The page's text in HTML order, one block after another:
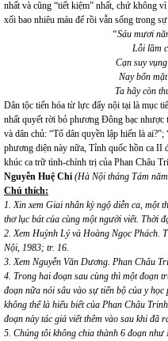
nhất và cũng “tiết kiệm” nhất, chứ không
xối bao nhiêu máu để rồi vẫn sống trong
“Sáu mươi
Lỗi lầm
Cạn suy
Nay bốn
Ta hãy còn
Dân tộc tiến hóa từ lực đẩy nội tại là mục
nhất quyết rời bỏ phương Đông bạc
và dân chủ: “Tổ dân quyền lập hiến là
phương diện này nữa, Tỉnh quốc hồn ca II
khúc ca trữ tình-chính trị của Phan Châu
Nguyễn Huệ Chi (Hà Nội tháng Tám
Chú thích:
1. Xin xem Giai nhân kỳ ngộ diễn ca, một
thơ lục bát của cùng một người viết. Thời
2. Xem Huỳnh Lý và Hoàng Ngọc Phách.
Nội, 1983; tr. 16.
3. Xem Nguyễn Văn Dương. Phan Châu
4. Trong hai đoạn sau cùng thì một đoạn
đoạn nữa nói sâu vào sự tiến bộ của y
không thể là hiểu biết của Phan Châu
đoạn này tác giả viết thêm vào sau khi đã
5. Chúng tôi không chia thành 6 đoạn